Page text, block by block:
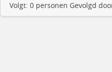
Volgt: 0 personen Gevolgd